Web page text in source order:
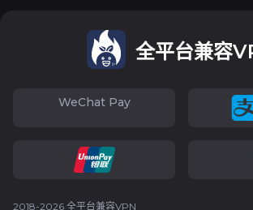
全平台兼容
WeChat Pay
2018-2026 全平台兼容VPN